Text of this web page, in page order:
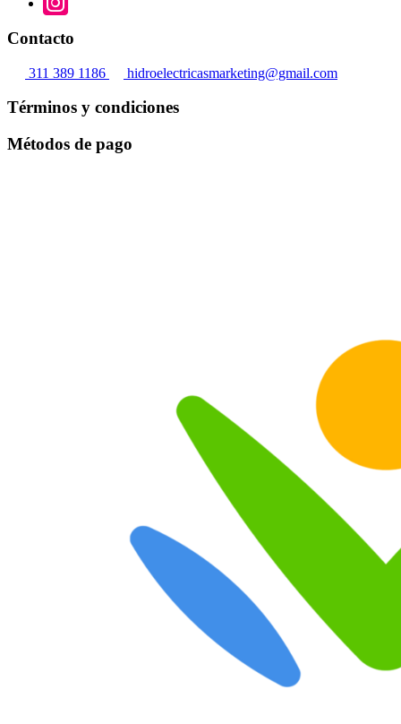
Contacto
311 389 1186 hidroelectricasmarketing@gmail.com
Términos y condiciones
Métodos de pago